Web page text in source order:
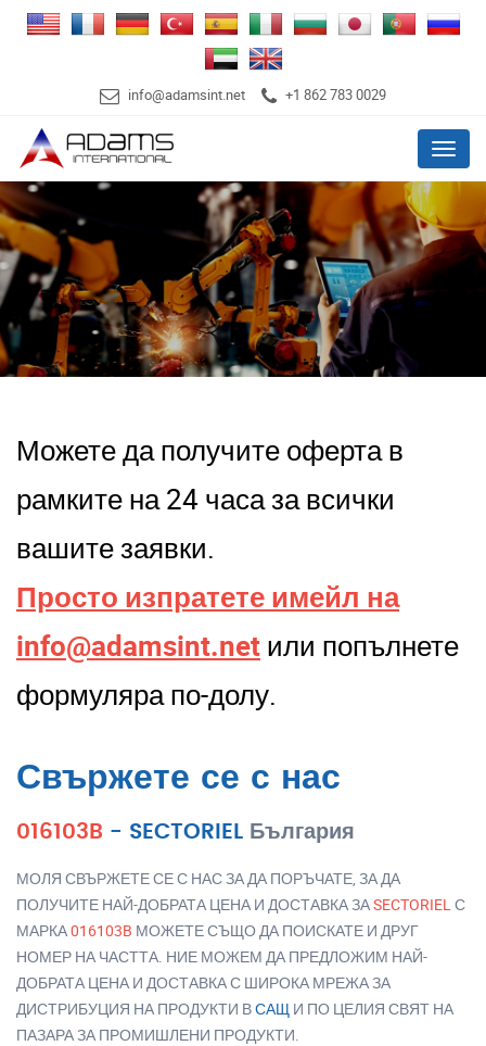
info@adamsint.net +1 862 783 0029
Menu
Можете да получите оферта в
рамките на 24 часа за всички
вашите заявки.
Просто изпратете имейл на
info@adamsint.net или попълнете
формуляра по-долу.
Свържете се с нас
016103B - SECTORIEL България
МОЛЯ СВЪРЖЕТЕ СЕ С НАС ЗА ДА ПОРЪЧАТЕ, ЗА ДА
ПОЛУЧИТЕ НАЙ-ДОБРАТА ЦЕНА И ДОСТАВКА ЗАSECTORIEL С
МАРКА016103B МОЖЕТЕ СЪЩО ДА ПОИСКАТЕ И ДРУГ
НОМЕР НА ЧАСТТА. НИЕ МОЖЕМ ДА ПРЕДЛОЖИМ НАЙ-
ДОБРАТА ЦЕНА И ДОСТАВКА С ШИРОКА МРЕЖА ЗА
ДИСТРИБУЦИЯ НА ПРОДУКТИ ВСАЩ И ПО ЦЕЛИЯ СВЯТ НА
ПАЗАРА ЗА ПРОМИШЛЕНИ ПРОДУКТИ.